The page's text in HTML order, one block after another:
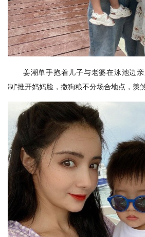
姜潮单手抱着儿子与老婆在泳池边
制”推开妈妈脸，撒狗粮不分场合地点，羡煞